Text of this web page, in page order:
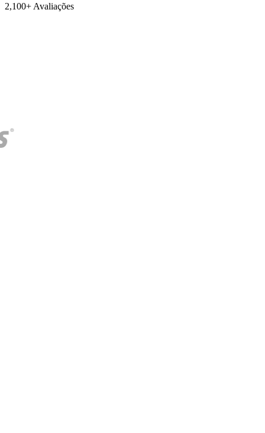
2,100+ Avaliações